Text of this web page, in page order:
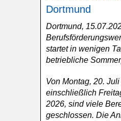
Dortmund
Dortmund,
startet in wenigen
betriebliche
Von Montag, 20.
einschließlich
2026, sind viele
geschlossen. Die